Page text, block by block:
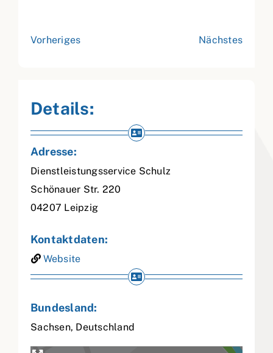
Vorheriges Nächstes
Details:
Adresse:
Dienstleistungsservice Schulz
Schönauer Str. 220
04207 Leipzig
Kontaktdaten:
Website
Bundesland:
Sachsen, Deutschland